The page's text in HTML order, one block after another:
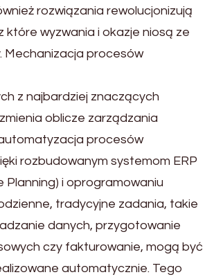
rozwiązania rewolucjonizują
które wyzwania i okazje niosą ze
Mechanizacja procesów
z najbardziej znaczących
oblicze zarządzania
procesów
rozbudowanym systemom ERP
Planning) i oprogramowaniu
tradycyjne zadania, takie
danych, przygotowanie
czy fakturowanie, mogą być
automatycznie. Tego